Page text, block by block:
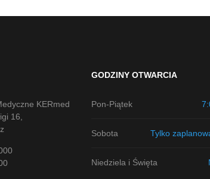
KERmed
16,
GODZINY OTWARCIA
Pon-Piątek
Sobota Tylko
Niedziela i Święta